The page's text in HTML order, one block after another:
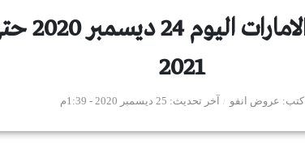
2021
كتب عروض انفو آخر تحديث 25 ديسمبر 2020 - 1:39م